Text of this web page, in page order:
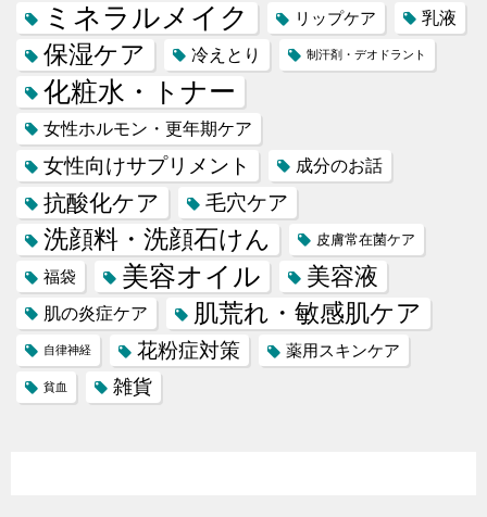
ミネラルメイク リップケア 乳液
保湿ケア 冷えとり 制汗剤・デオドラント
化粧水・トナー
女性ホルモン・更年期ケア
女性向けサプリメント 成分のお話
抗酸化ケア 毛穴ケア
洗顔料・洗顔石けん 皮膚常在菌ケア
福袋 美容オイル 美容液
肌の炎症ケア 肌荒れ・敏感肌ケア
自律神経 花粉症対策 薬用スキンケア
貧血 雑貨